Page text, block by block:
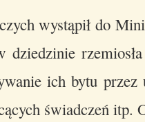
wystąpił do
dziedzinie
ich bytu
świadczeń